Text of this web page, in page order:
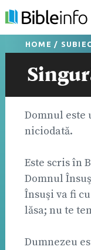
HOME /
Domnul este
niciodată.
Este scris în
Domnul
Însuşi va fi
lăsa; nu te
Dumnezeu